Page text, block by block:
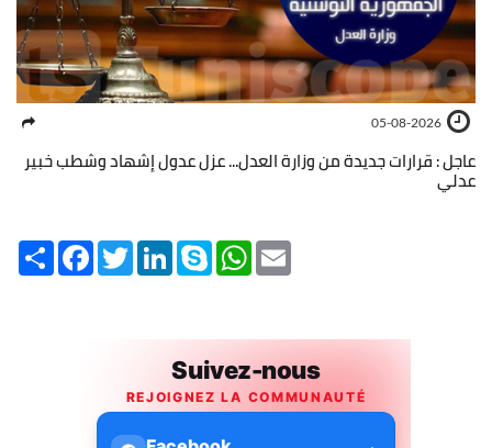
05-08-2026
عاجل : قرارات جديدة من وزارة العدل... عزل عدول إشهاد وشطب خبير
عدلي
Share FacebookTwitterLinkedInSkype WhatsApp